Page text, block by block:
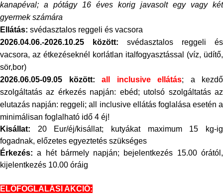
kanapéval; a pótágy 16 éves korig javasolt egy vagy két
gyermek számára
Ellátás: svédasztalos reggeli és vacsora
2026.04.06.-2026.10.25
között: svédasztalos reggeli és
vacsora, az étkezéseknél
korlátlan italfogyasztással (víz, üdítő,
sör,bor)
2026.06.05-09.05 között:
all inclusive ellátás; a kezdő
szolgáltatás az érkezés napján: ebéd; utolsó szolgáltatás az
elutazás napján: reggeli; all inclusive ellátás foglalása esetén a
minimálisan foglalható idő 4 éj!
Kisállat: 20 Eur/éj/kisállat; kutyákat maximum 15 kg-ig
fogadnak, előzetes egyeztetés szükséges
Érkezés: a hét bármely napján; bejelentkezés 15.00 órától,
kijelentkezés 10.00 óráig
ELŐFOGLALÁSI AKCIÓ: